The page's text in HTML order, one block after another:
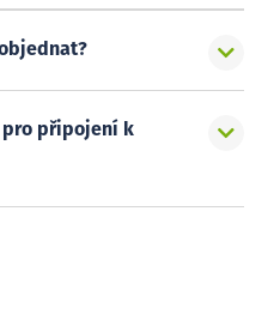
pro připojení k